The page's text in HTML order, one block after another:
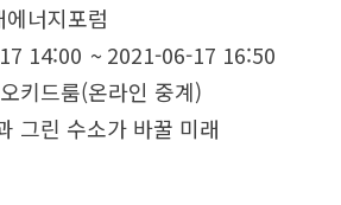
너지포럼
14:00 ~ 2021-06-17 16:50
키드룸(온라인 중계)
그린 수소가 바꿀 미래